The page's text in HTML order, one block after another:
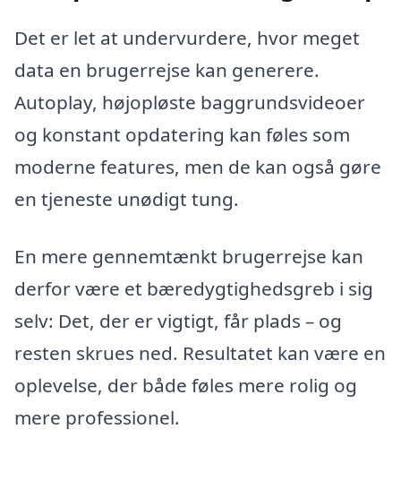
Det er let at undervurdere, hvor meget
data en brugerrejse kan generere.
Autoplay, højopløste baggrundsvideoer
og konstant opdatering kan føles som
moderne features, men de kan også gøre
en tjeneste unødigt tung.
En mere gennemtænkt brugerrejse kan
derfor være et bæredygtighedsgreb i sig
selv: Det, der er vigtigt, får plads – og
resten skrues ned. Resultatet kan være en
oplevelse, der både føles mere rolig og
mere professionel.